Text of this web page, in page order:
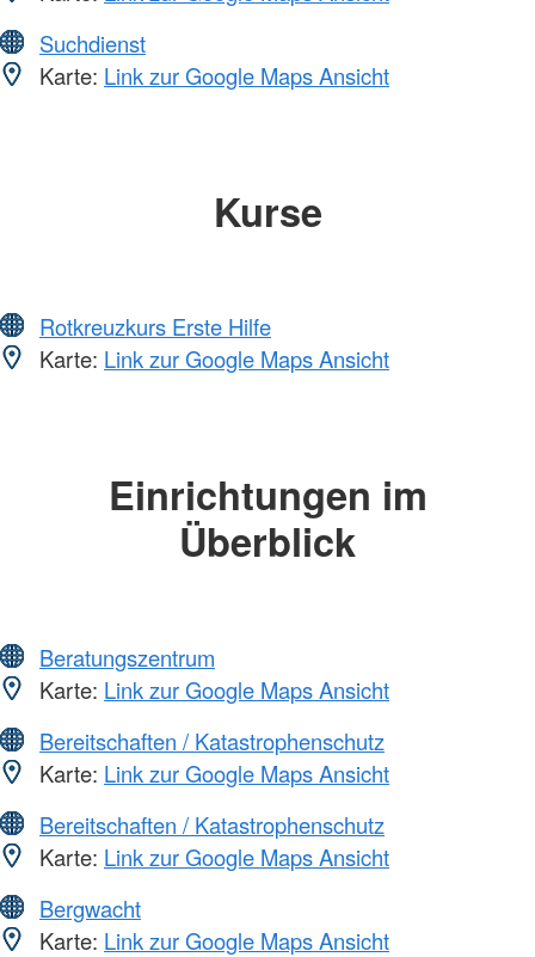
Suchdienst
Karte: Link zur Google Maps Ansicht
Kurse
Rotkreuzkurs Erste Hilfe
Karte: Link zur Google Maps Ansicht
Einrichtungen im
Überblick
Beratungszentrum
Karte: Link zur Google Maps Ansicht
Bereitschaften / Katastrophenschutz
Karte: Link zur Google Maps Ansicht
Bereitschaften / Katastrophenschutz
Karte: Link zur Google Maps Ansicht
Bergwacht
Karte: Link zur Google Maps Ansicht